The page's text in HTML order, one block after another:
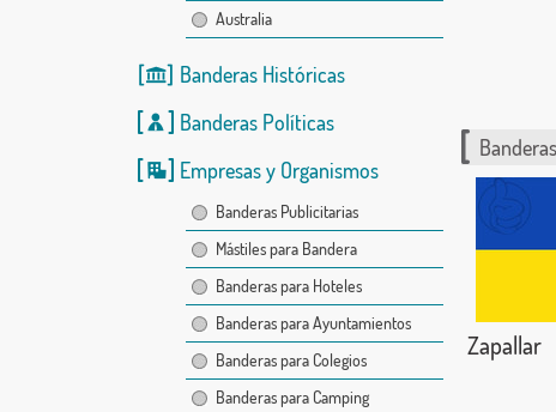
Australia
Banderas Históricas
Banderas Políticas
Empresas y Organismos
Banderas Publicitarias
Mástiles para Bandera
Banderas para Hoteles
Banderas para Ayuntamientos
Banderas para Colegios
Banderas para Camping
Zapallar